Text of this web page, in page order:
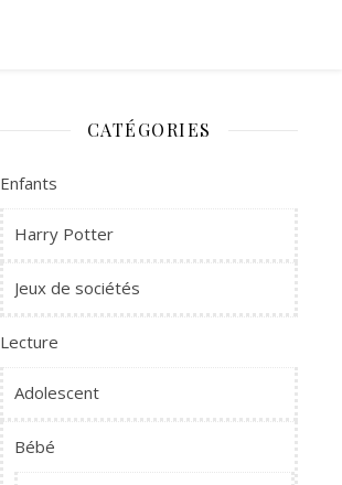
CATÉGORIES
Enfants
Harry Potter
Jeux de sociétés
Lecture
Adolescent
Bébé